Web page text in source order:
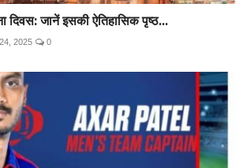
दिवस: जानें इसकी ऐतिहासिक पृष्ठ...
2025 0